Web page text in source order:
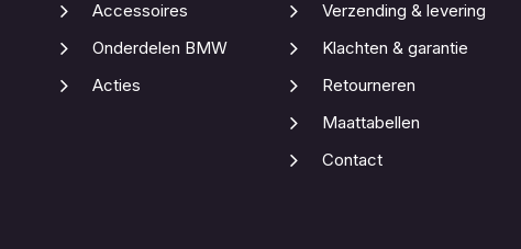
Accessoires
Onderdelen BMW
Acties
Verzending & levering
Klachten & garantie
Retourneren
Maattabellen
Contact